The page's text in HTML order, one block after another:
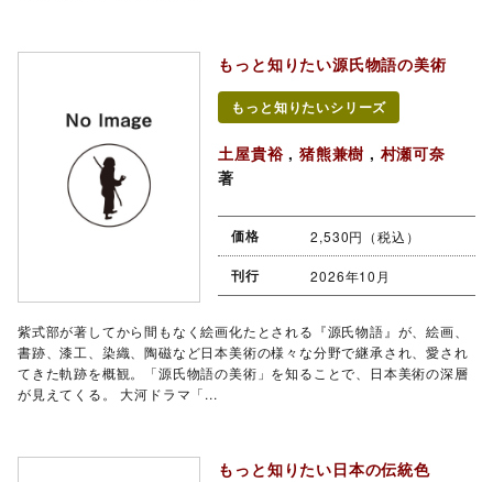
もっと知りたい源氏物語の美術
もっと知りたいシリーズ
土屋貴裕,猪熊兼樹 , 村瀬可奈
著
価格 2,530円（税込）
刊行 2026年10月
紫式部が著してから間もなく絵画化たとされる『源氏物語』が、絵画、
書跡、漆工、染織、陶磁など日本美術の様々な分野で継承され、愛され
てきた軌跡を概観。「源氏物語の美術」を知ることで、日本美術の深層
が見えてくる。 大河ドラマ「...
もっと知りたい日本の伝統色